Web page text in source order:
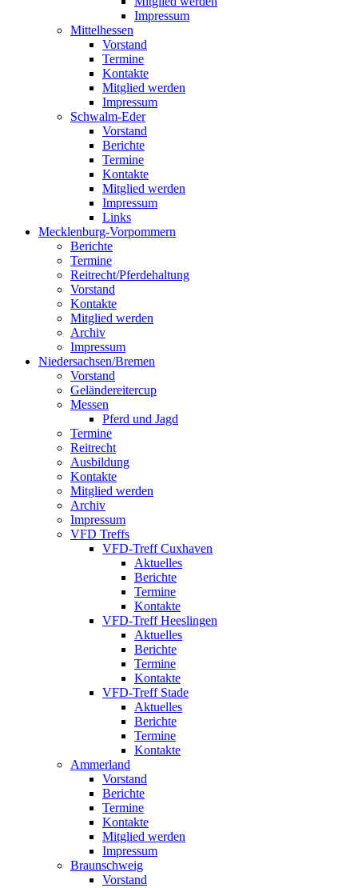
Impressum
Mittelhessen
Vorstand
Termine
Kontakte
Mitglied werden
Impressum
Schwalm-Eder
Vorstand
Berichte
Termine
Kontakte
Mitglied werden
Impressum
Links
Mecklenburg-Vorpommern
Berichte
Termine
Reitrecht/Pferdehaltung
Vorstand
Kontakte
Mitglied werden
Archiv
Impressum
Niedersachsen/Bremen
Vorstand
Geländereitercup
Messen
Pferd und Jagd
Termine
Reitrecht
Ausbildung
Kontakte
Mitglied werden
Archiv
Impressum
VFD Treffs
VFD-Treff Cuxhaven
Aktuelles
Berichte
Termine
Kontakte
VFD-Treff Heeslingen
Aktuelles
Berichte
Termine
Kontakte
VFD-Treff Stade
Aktuelles
Berichte
Termine
Kontakte
Ammerland
Vorstand
Berichte
Termine
Kontakte
Mitglied werden
Impressum
Braunschweig
Vorstand